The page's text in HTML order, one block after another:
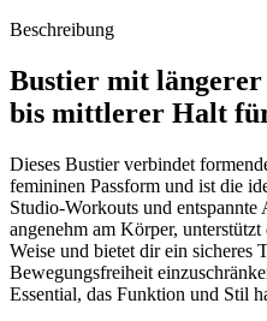
Beschreibung
Bustier mit
bis mittlerer Halt
Dieses Bustier verbindet
femininen Passform und ist die
Studio-Workouts und
angenehm am Körper,
Weise und bietet dir ein sicheres
Bewegungsfreiheit
Essential, das Funktion und Stil